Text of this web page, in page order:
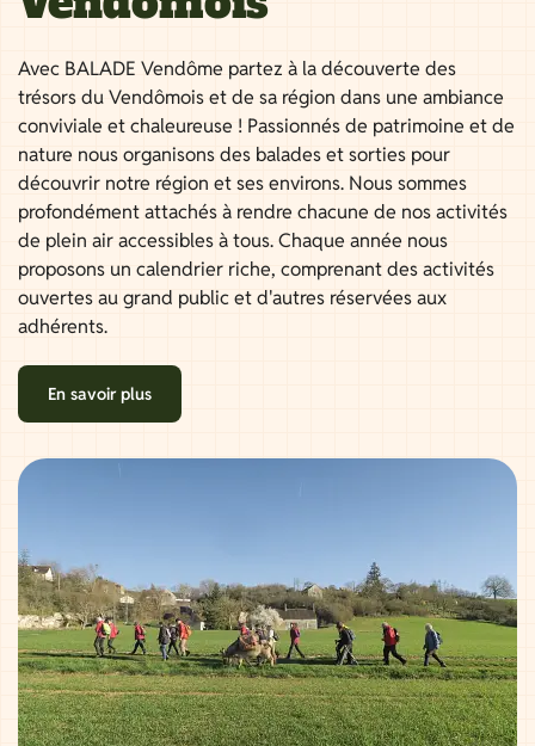
Avec BALADE Vendôme partez à la découverte des
trésors du Vendômois et de sa région dans une ambiance
conviviale et chaleureuse ! Passionnés de patrimoine et de
nature nous organisons des balades et sorties pour
découvrir notre région et ses environs. Nous sommes
profondément attachés à rendre chacune de nos activités
de plein air accessibles à tous. Chaque année nous
proposons un calendrier riche, comprenant des activités
ouvertes au grand public et d'autres réservées aux
adhérents.
En savoir plus